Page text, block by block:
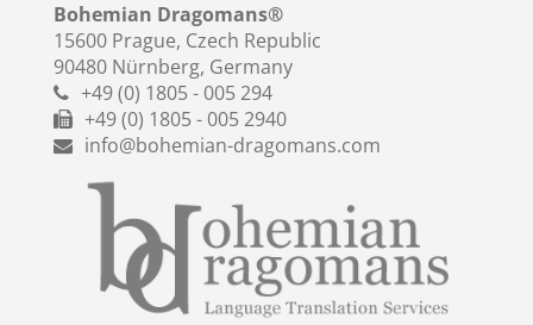
Bohemian Dragomans®
15600 Prague, Czech Republic
90480 Nürnberg, Germany
+49 (0) 1805 - 005 294
+49 (0) 1805 - 005 2940
info@bohemian-dragomans.com